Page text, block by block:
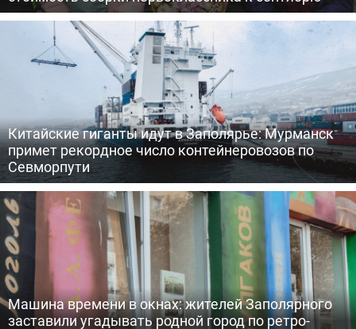
Китайские гиганты идут в Заполярье: Мурманск
примет рекордное число контейнеровозов по
Севморпути
Машина времени в окнах: жителей Заполярного
заставили угадывать родной город по ретро-